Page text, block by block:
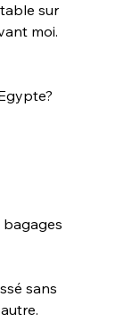
sur
moi.
bagages
sans